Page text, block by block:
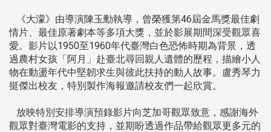
《大濛》由導演陳玉勳執導，曾榮獲第46屆金馬獎最佳劇
情片、最佳原著劇本等多項大獎，並於影展期間深受觀眾喜
愛。影片以1950至1960年代臺灣白色恐怖時期為背景，透
過農村女孩「阿月」赴臺北尋回親人遺體的歷程，描繪小人
物在動盪年代中堅韌求生與彼此扶持的動人故事。盧秀琴力
挺傑出校友，特別製作海報邀請校友們一起欣賞。
放映特別安排導演預錄影片向芝加哥觀眾致意，感謝海外
觀眾對臺灣電影的支持，並期盼透過作品帶給觀眾更多元的